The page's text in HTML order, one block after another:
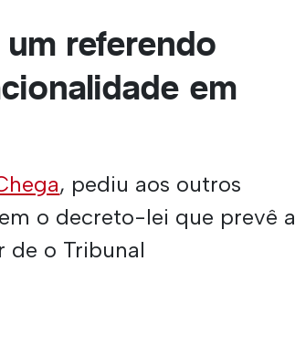
referendo
em
, pediu aos outros
o decreto-lei que prevê a
de o Tribunal